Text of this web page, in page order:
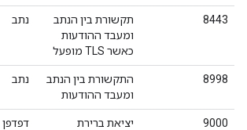
8443
תקשורת בין הנתב
ומעבד ההודעות
כאשר TLS מופעל
נתב
8998
התקשורת בין הנתב
ומעבד ההודעות
נתב
9000
יציאת ברירת
דפדפן